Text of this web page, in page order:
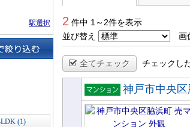
駅選択
む
(1)
2 件中 1～2件を表示
並び替え
画
全てチェック チェックし
売マンシ
ョン
神戸市中央区